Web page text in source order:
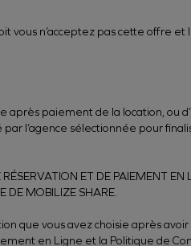
vous n’acceptez pas cette offre et
paiement de la location, ou
l’agence sélectionnée pour
ET DE PAIEMENT EN
DE MOBILIZE SHARE.
que vous avez choisie après
en Ligne et la Politique de